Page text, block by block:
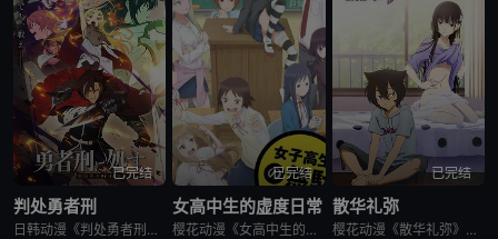
已完结
判处勇者刑
日韩动漫《判处勇者刑》又名：勇者刑に処す,勇者处刑 惩罚勇者9004队服刑记录,勇者刑に処す 懲罰勇者9004隊刑務記録，讲述了：勇者刑是最严重的刑罚。犯了大罪被判处勇者刑的人，将受到勇者的惩罚。所谓
已完结
女高中生的虚度日常
樱花动漫《女高中生的虚度日常》又名：女子高中生的虚度日常,女高中生的无所事事,女高中生的浪费青春,Wasteful Days of High School Girls,女子高生の無駄づかい，讲述了：性
已完结
散华礼弥
樱花动漫《散华礼弥》又名Sankarea,僵尸哪有那么萌？(台),さんかれあ,散华礼弥，讲述了：散华礼弥（内田真礼 配音）本该是一个快乐活泼的女孩，可是与亡母过分想象的外貌激发了父亲散华团一郎（石冢运